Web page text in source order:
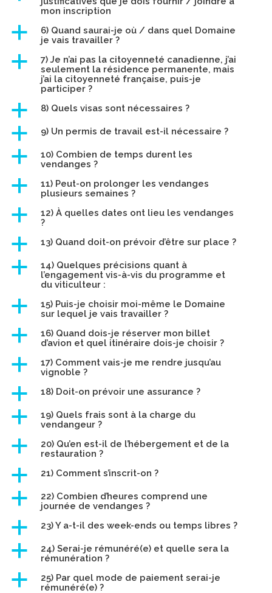
mon inscription
a
6) Quand saurai-je où / dans quel Domaine
je vais travailler ?
a
7) Je n’ai pas la citoyenneté canadienne, j’ai
seulement la résidence permanente, mais
j’ai la citoyenneté française, puis-je
participer ?
a 8) Quels visas sont nécessaires ?
a 9) Un permis de travail est-il nécessaire ?
a
10) Combien de temps durent les
vendanges ?
a
11) Peut-on prolonger les vendanges
plusieurs semaines ?
a
12) À quelles dates ont lieu les vendanges
?
a 13) Quand doit-on prévoir d’être sur place ?
a
14) Quelques précisions quant à
l’engagement vis-à-vis du programme et
du viticulteur :
a
15) Puis-je choisir moi-même le Domaine
sur lequel je vais travailler ?
a
16) Quand dois-je réserver mon billet
d’avion et quel itinéraire dois-je choisir ?
a
17) Comment vais-je me rendre jusqu’au
vignoble ?
a 18) Doit-on prévoir une assurance ?
a
19) Quels frais sont à la charge du
vendangeur ?
a
20) Qu’en est-il de l’hébergement et de la
restauration ?
a 21) Comment s’inscrit-on ?
a
22) Combien d’heures comprend une
journée de vendanges ?
a 23) Y a-t-il des week-ends ou temps libres ?
a
24) Serai-je rémunéré(e) et quelle sera la
rémunération ?
a
25) Par quel mode de paiement serai-je
rémunéré(e) ?